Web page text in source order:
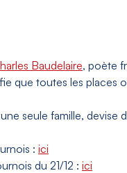
Baudelaire, poète
que toutes les places
seule famille, devise
: ici
du 21/12 : ici